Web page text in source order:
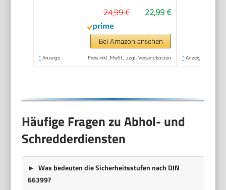
22,99 €
24,99 €
Bei Amazon ansehen
* Anzeige Preis inkl. MwSt., zzgl. Versandkosten * Anzeige
Häufige Fragen zu Abhol- und
Schredderdiensten
Was bedeuten die Sicherheitsstufen nach DIN
66399?